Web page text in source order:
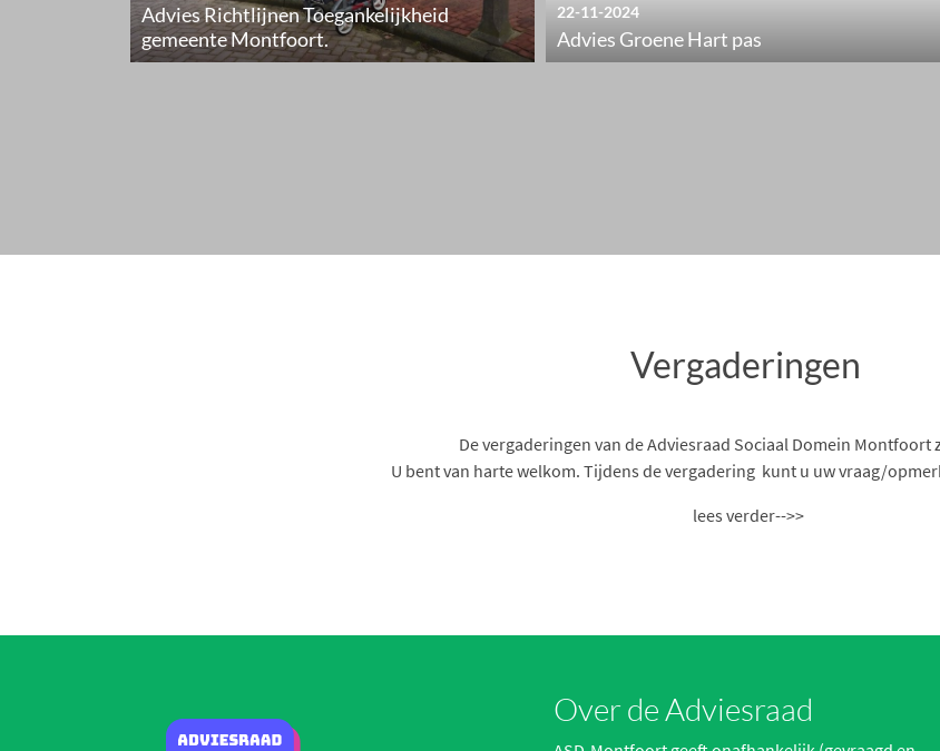
Advies Richtlijnen Toegankelijkheid
gemeente Montfoort.
22-11-2024
Advies Groene Hart pas
Vergaderingen
De vergaderingen van de Adviesraad Sociaal Domein Montfoort
U bent van harte welkom. Tijdens de vergadering kunt u uw vraag/
lees verder-->>
Over de Adviesraad